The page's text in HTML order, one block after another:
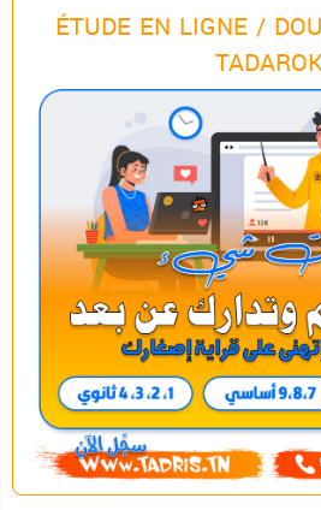
ÉTUDE EN LIGNE /